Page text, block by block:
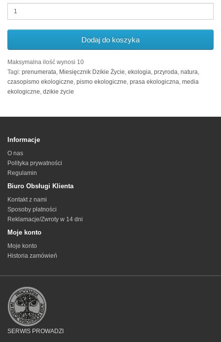
Dodaj do koszyka
Maksymalna ilość wynosi 10
Tagi: prenumerata, Miesięcznik Dzikie Życie, ekologia, przyroda, natura,
czasopismo ekologiczne, pismo ekologiczne, prasa ekologiczna, media
ekologiczne, dzikie życie
Informacje
O nas
Polityka prywatności
Regulamin
Biuro Obsługi Klienta
Kontakt z nami
Sposoby płatności
Reklamacje/Zwroty w 14 dni
Moje konto
Moje konto
Historia zamówień
SERWIS PROWADZI